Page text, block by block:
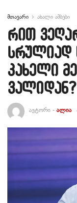
მთავარი ახალი ამბები
რით
სრულიად
კახელი
ავტორი - ალია